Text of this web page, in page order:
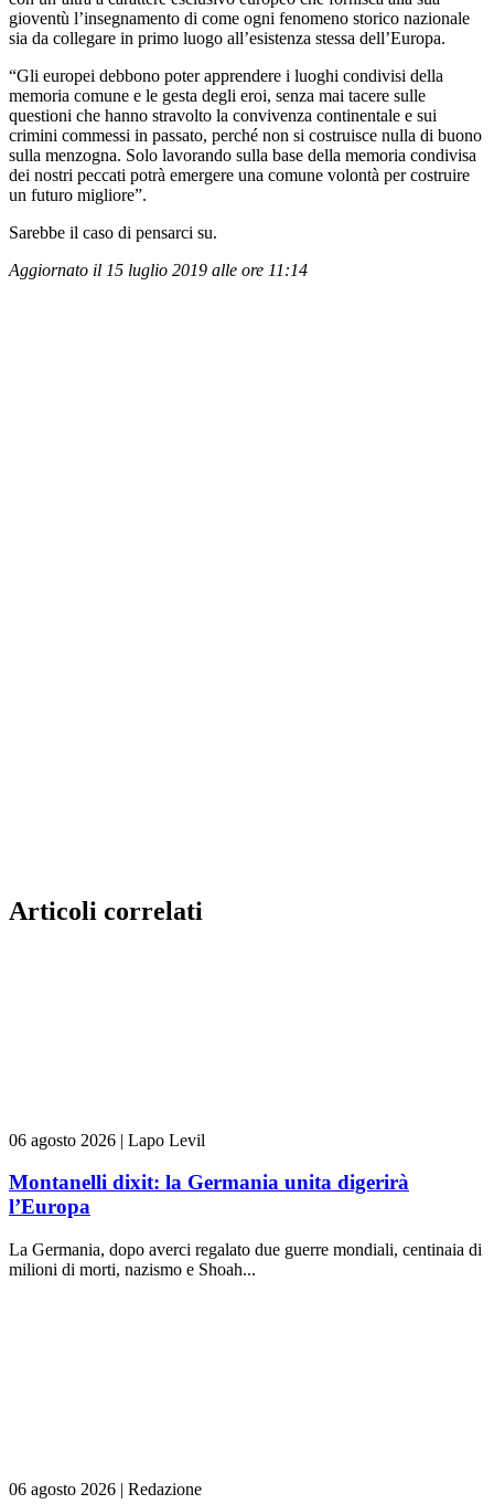
gioventù l’insegnamento di come ogni fenomeno storico nazionale
sia da collegare in primo luogo all’esistenza stessa dell’Europa.
“Gli europei debbono poter apprendere i luoghi condivisi della
memoria comune e le gesta degli eroi, senza mai tacere sulle
questioni che hanno stravolto la convivenza continentale e sui
crimini commessi in passato, perché non si costruisce nulla di buono
sulla menzogna. Solo lavorando sulla base della memoria condivisa
dei nostri peccati potrà emergere una comune volontà per costruire
un futuro migliore”.
Sarebbe il caso di pensarci su.
Aggiornato il 15 luglio 2019 alle ore 11:14
Articoli correlati
06 agosto 2026 | Lapo Levil
Montanelli dixit: la Germania unita digerirà
l’Europa
La Germania, dopo averci regalato due guerre mondiali, centinaia di
milioni di morti, nazismo e Shoah...
06 agosto 2026 | Redazione